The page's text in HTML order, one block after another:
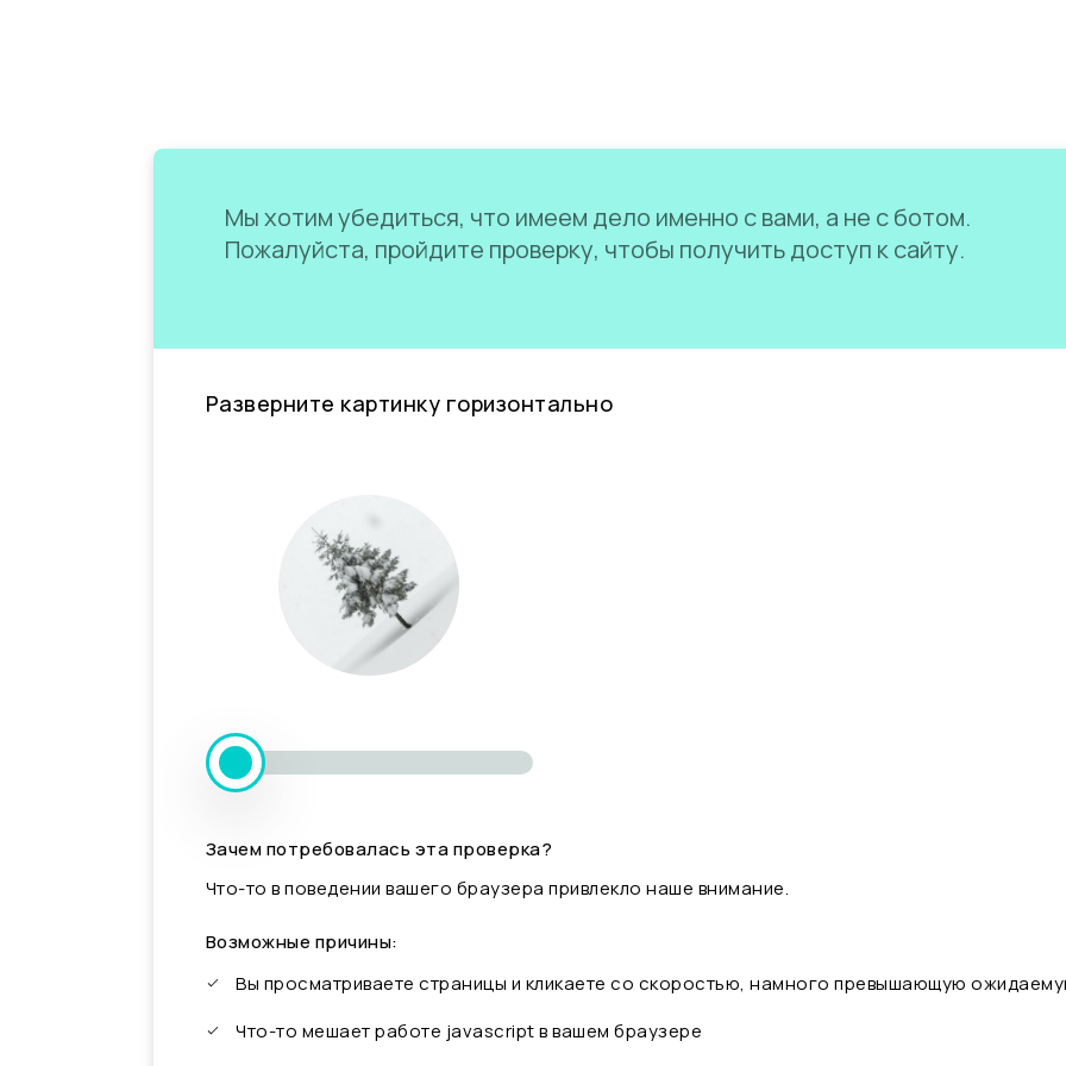
Мы хотим убедиться, что имеем дело именно с вами, а не с ботом.
Пожалуйста, пройдите проверку, чтобы получить доступ к сайту.
Разверните картинку горизонтально
Зачем потребовалась эта проверка?
Что-то в поведении вашего браузера привлекло наше внимание.
Возможные причины:
Вы просматриваете страницы и кликаете со скоростью, намного превышающую
Что-то мешает работе javascript в вашем браузере